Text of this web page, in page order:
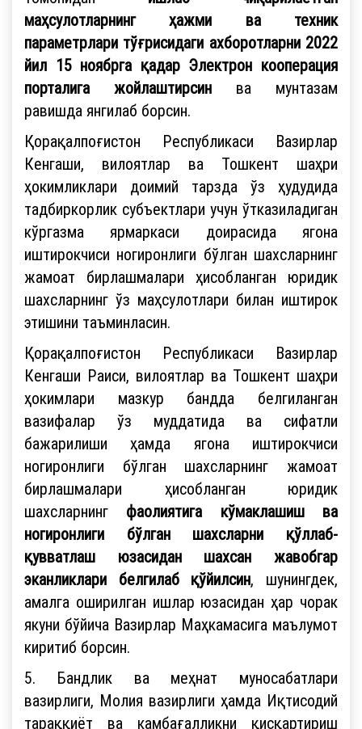
маҳсулотларнинг ҳажми ва техник
параметрлари тўғрисидаги ахборотларни 2022
йил 15 ноябрга қадар Электрон кооперация
порталига жойлаштирсин ва мунтазам
равишда янгилаб борсин.
Қорақалпоғистон Республикаси Вазирлар
Кенгаши, вилоятлар ва Тошкент шаҳри
ҳокимликлари доимий тарзда ўз ҳудудида
тадбиркорлик субъектлари учун ўтказиладиган
кўргазма ярмаркаси доирасида ягона
иштирокчиси ногиронлиги бўлган шахсларнинг
жамоат бирлашмалари ҳисобланган юридик
шахсларнинг ўз маҳсулотлари билан иштирок
этишини таъминласин.
Қорақалпоғистон Республикаси Вазирлар
Кенгаши Раиси, вилоятлар ва Тошкент шаҳри
ҳокимлари мазкур бандда белгиланган
вазифалар ўз муддатида ва сифатли
бажарилиши ҳамда ягона иштирокчиси
ногиронлиги бўлган шахсларнинг жамоат
бирлашмалари ҳисобланган юридик
шахсларнинг фаолиятига кўмаклашиш ва
ногиронлиги бўлган шахсларни қўллаб-
қувватлаш юзасидан шахсан жавобгар
эканликлари белгилаб қўйилсин, шунингдек,
амалга оширилган ишлар юзасидан ҳар чорак
якуни бўйича Вазирлар Маҳкамасига маълумот
киритиб борсин.
5. Бандлик ва меҳнат муносабатлари
вазирлиги, Молия вазирлиги ҳамда Иқтисодий
тараққиёт ва камбағалликни қисқартириш